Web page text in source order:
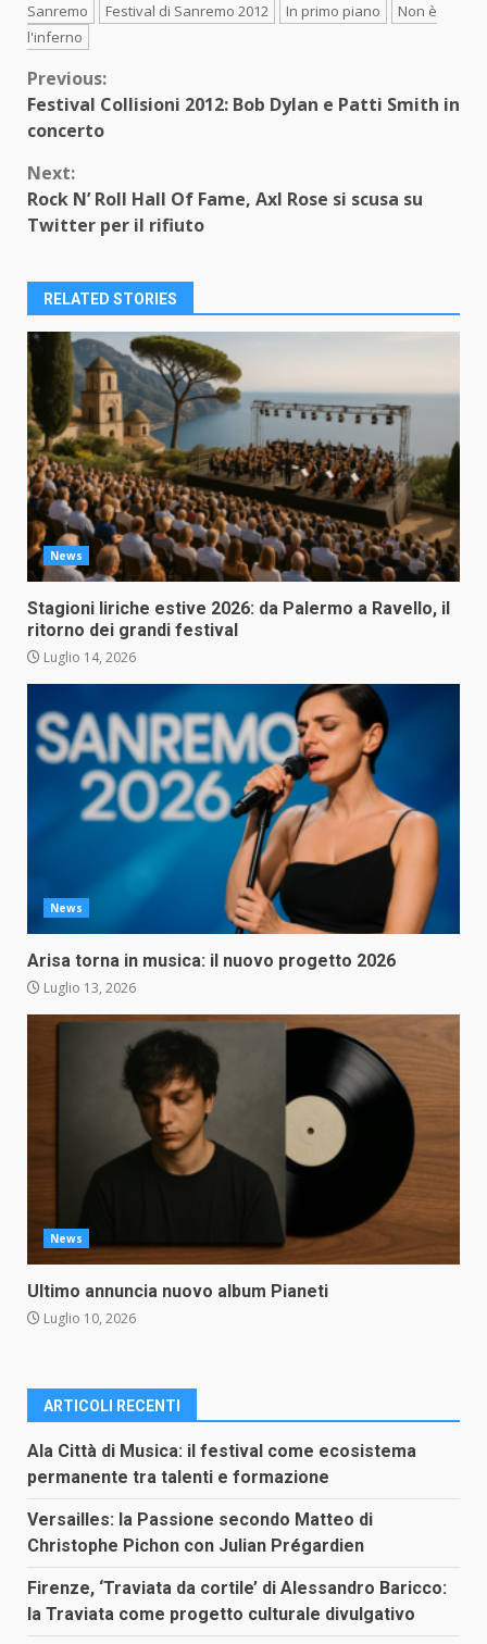
Sanremo
Festival di Sanremo 2012 In primo piano
Non è
l'inferno
Continue
Reading
Previous:
Festival Collisioni 2012: Bob Dylan e Patti Smith in
concerto
Next:
Rock N’ Roll Hall Of Fame, Axl Rose si scusa su
Twitter per il rifiuto
RELATED STORIES
News
Stagioni liriche estive 2026: da Palermo a Ravello, il
ritorno dei grandi festival
Luglio 14, 2026
News
Arisa torna in musica: il nuovo progetto 2026
Luglio 13, 2026
News
Ultimo annuncia nuovo album Pianeti
Luglio 10, 2026
ARTICOLI RECENTI
Ala Città di Musica: il festival come ecosistema
permanente tra talenti e formazione
Versailles: la Passione secondo Matteo di
Christophe Pichon con Julian Prégardien
Firenze, ‘Traviata da cortile’ di Alessandro Baricco:
la Traviata come progetto culturale divulgativo